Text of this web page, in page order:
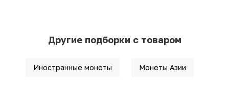
Другие подборки с товаром
Иностранные монеты Монеты Азии